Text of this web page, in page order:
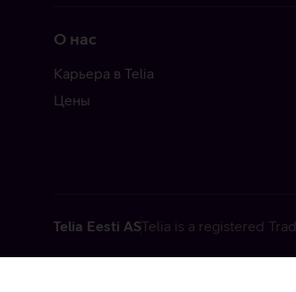
О нас
Карьера в Telia
Цены
Telia Eesti ASTelia is a registered